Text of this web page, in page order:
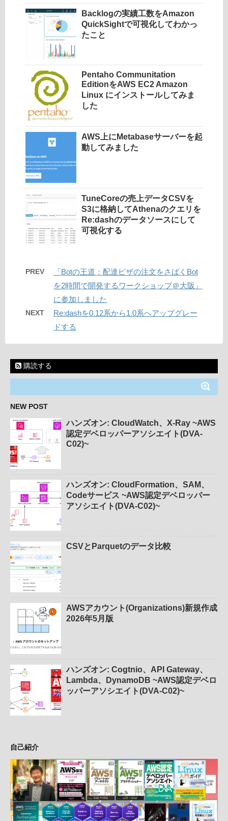
Backlogの実績工数をAmazon
QuickSightで可視化してわかっ
たこと
Pentaho Communitation
EditionをAWS EC2 Amazon
Linux にインストールしてみま
した
AWS上にMetabaseサーバーを起
動してみました
TuneCoreの売上データCSVを
S3に格納してAthenaのクエリを
Re:dashのデータソースにして
可視化する
PREV
「Botの王道：配達ピザの注文をさばくBot
を2時間で開発するワークショップ＠大阪」
に参加しました
NEXT
Re:dashを0.12系から1.0系へアップグレー
ドする
購読する
NEW POST
ハンズオン: CloudWatch、X-Ray ~AWS
認定デベロッパーアソシエイト(DVA-
C02)~
ハンズオン: CloudFormation、SAM、
Codeサービス ~AWS認定デベロッパー
アソシエイト(DVA-C02)~
CSVとParquetのデータ比較
AWSアカウント(Organizations)新規作成
2026年5月版
ハンズオン: Cogtnio、API Gateway、
Lambda、DynamoDB ~AWS認定デベロ
ッパーアソシエイト(DVA-C02)~
自己紹介